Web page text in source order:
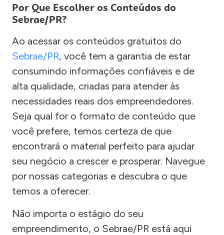
Por Que Escolher os Conteúdos do
Sebrae/PR?
Ao acessar os conteúdos gratuitos do
Sebrae/PR, você tem a garantia de estar
consumindo informações confiáveis e de
alta qualidade, criadas para atender às
necessidades reais dos empreendedores.
Seja qual for o formato de conteúdo que
você prefere, temos certeza de que
encontrará o material perfeito para ajudar
seu negócio a crescer e prosperar. Navegue
por nossas categorias e descubra o que
temos a oferecer.
Não importa o estágio do seu
empreendimento, o Sebrae/PR está aqui